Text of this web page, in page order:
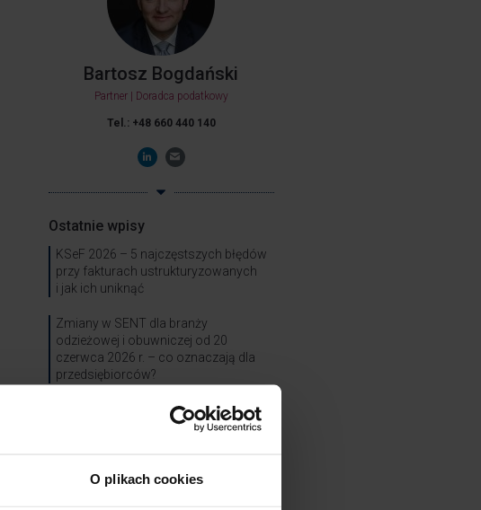
O plikach cookies
Bartosz Bogdański
Partner | Doradca podatkowy
Tel.: +48 660 440 140
Ostatnie wpisy
KSeF 2026 – 5 najczęstszych błędów
przy fakturach ustrukturyzowanych
i jak ich uniknąć
Zmiany w SENT dla branży
odzieżowej i obuwniczej od 20
czerwca 2026 r. – co oznaczają dla
przedsiębiorców?
Czy KSeF umożliwia wybór daty
wystawienia faktury?
Specjalizacje